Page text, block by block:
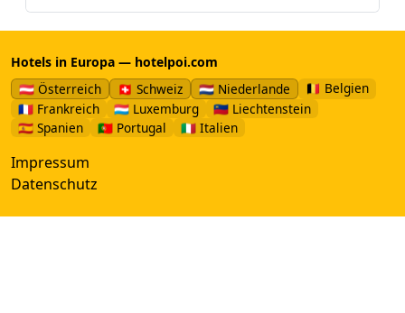
Hotels in Europa — hotelpoi.com
🇦🇹 Österreich
🇨🇭 Schweiz 🇳🇱 Niederlande
🇧🇪 Belgien
🇫🇷 Frankreich
🇱🇺 Luxemburg
🇱🇮 Liechtenstein
🇪🇸 Spanien
🇵🇹 Portugal 🇮🇹 Italien
Impressum
Datenschutz